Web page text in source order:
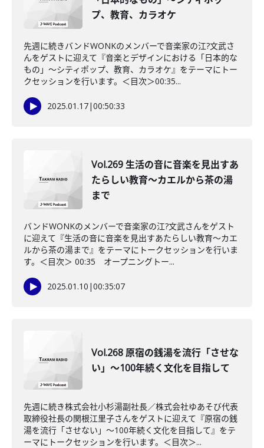
プ、教育、カラオケ
先週に続きバンドWONKのメンバーで音楽家の江?文武さ
んをゲストに迎えて『音楽とデザインにおける「日本的な
もの」～シティポップ、教育、カラオケ』をテーマにトー
クセッションを行います。＜目次＞00:35...
2025.01.17|00:50:33
Vol.269 生活の音に音楽を見出すあ
たらしい教育～カエルから茶の湯
まで
バンドWONKのメンバーで音楽家の江?文武さんをゲスト
に迎えて『生活の音に音楽を見出すあたらしい教育～カエ
ルから茶の湯まで』をテーマにトークセッションを行いま
す。＜目次＞ 00:35 オープニングトー...
2025.01.10 |00:35:07
Vol.268 原宿の銭湯を流行「させな
い」～100年続く文化を目指して
先週に続き株式会社小杉湯副社長／株式会社ゆあそび代表
取締役社長の関根江里子さんをゲストに迎えて『原宿の銭
湯を流行「させない」～100年続く文化を目指して』をテ
ーマにトークセッションを行います。＜目次＞...